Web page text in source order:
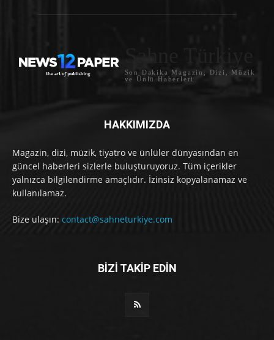
Son Dakika Magazin, Dizi, Müzik
ve Ünlü Haberleri
HAKKIMIZDA
Magazin, dizi, müzik, tiyatro ve ünlüler dünyasından en
güncel haberleri sizlerle buluşturuyoruz. Tüm içerikler
yalnızca bilgilendirme amaçlıdır. İzinsiz kopyalanamaz ve
kullanılamaz.
Bize ulaşın: contact@sahneturkiye.com
BİZİ TAKİP EDİN